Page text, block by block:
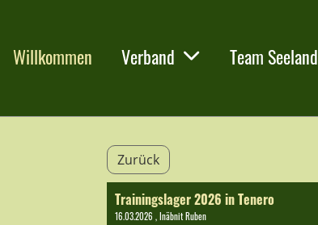
Willkommen Verband Team Seeland
Zurück
Trainingslager 2026 in Tenero
16.03.2026 , Inäbnit Ruben